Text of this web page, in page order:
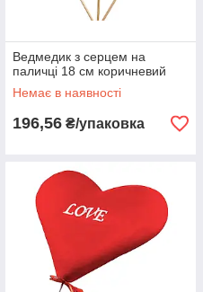
Ведмедик з серцем на
паличці 18 см коричневий
Немає в наявності
196,56 ₴/упаковка